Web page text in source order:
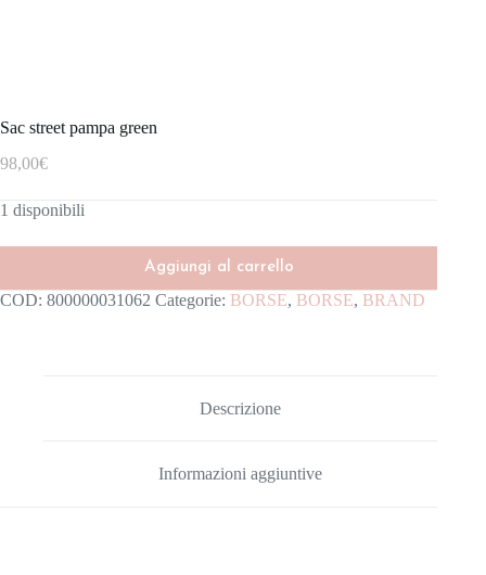
Sac street pampa green
98,00€
1 disponibili
Aggiungi al carrello
COD: 800000031062 Categorie: BORSE, BORSE, BRAND
Descrizione
Informazioni aggiuntive